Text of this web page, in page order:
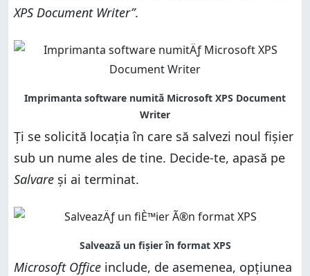
XPS Document Writer”.
Ți se solicită locația în care să salvezi noul fișier
sub un nume ales de tine. Decide-te, apasă pe
Salvare și ai terminat.
Microsoft Office include, de asemenea, opțiunea